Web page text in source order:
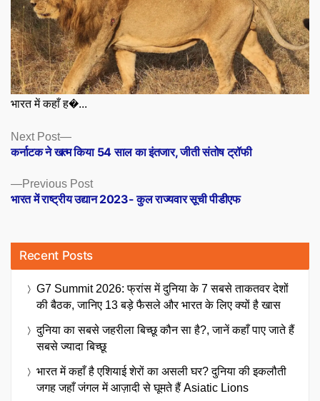
भारत में कहाँ ह�...
Posts
navigation
Previous PostPrevious
post:
भारत में राष्ट्रीय उद्यान 2023- कुल राज्यवार सूची पीडीएफ
Next Post
Next
post:
कर्नाटक ने खत्म किया 54 साल का इंतजार, जीती संतोष ट्रॉफी
Recent Posts
G7 Summit 2026: फ्रांस में दुनिया के 7 सबसे ताकतवर देशों
की बैठक, जानिए 13 बड़े फैसले और भारत के लिए क्यों है खास
दुनिया का सबसे जहरीला बिच्छू कौन सा है?, जानें कहाँ पाए जाते हैं
सबसे ज्यादा बिच्छू
भारत में कहाँ है एशियाई शेरों का असली घर? दुनिया की इकलौती
जगह जहाँ जंगल में आज़ादी से घूमते हैं Asiatic Lions